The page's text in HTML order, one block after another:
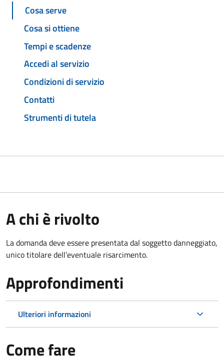
Cosa serve
Cosa si ottiene
Tempi e scadenze
Accedi al servizio
Condizioni di servizio
Contatti
Strumenti di tutela
A chi è rivolto
La domanda deve essere presentata dal soggetto danneggiato,
unico titolare dell’eventuale risarcimento.
Approfondimenti
Ulteriori informazioni
Come fare